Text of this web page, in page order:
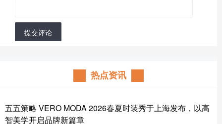
提交评论
热点资讯
五五策略 VERO MODA 2026春夏时装秀于上海发布，以高
智美学开启品牌新篇章